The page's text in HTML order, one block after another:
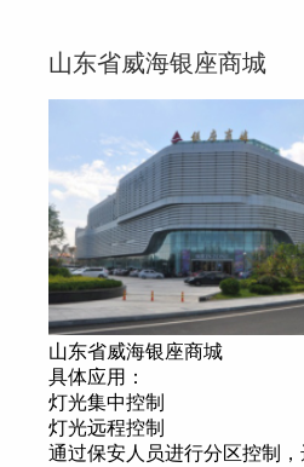
山东省威海银座商城
山东省威海银座商城
具体应用：
灯光集中控制
灯光远程控制
通过保安人员进行分区控制，